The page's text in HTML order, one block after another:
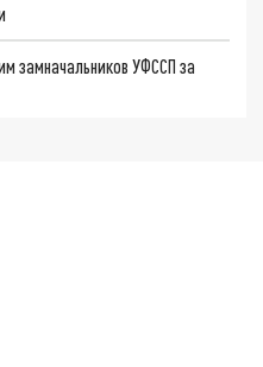
замначальников УФССП за